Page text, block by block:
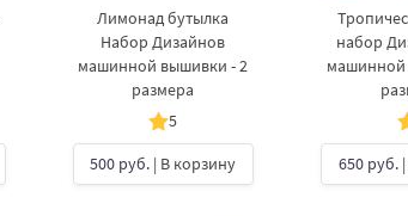
Лимонад бутылка
Набор Дизайнов
машинной вышивки - 2
размера
5
500 руб. | В корзину
набор
машинной
650 руб.